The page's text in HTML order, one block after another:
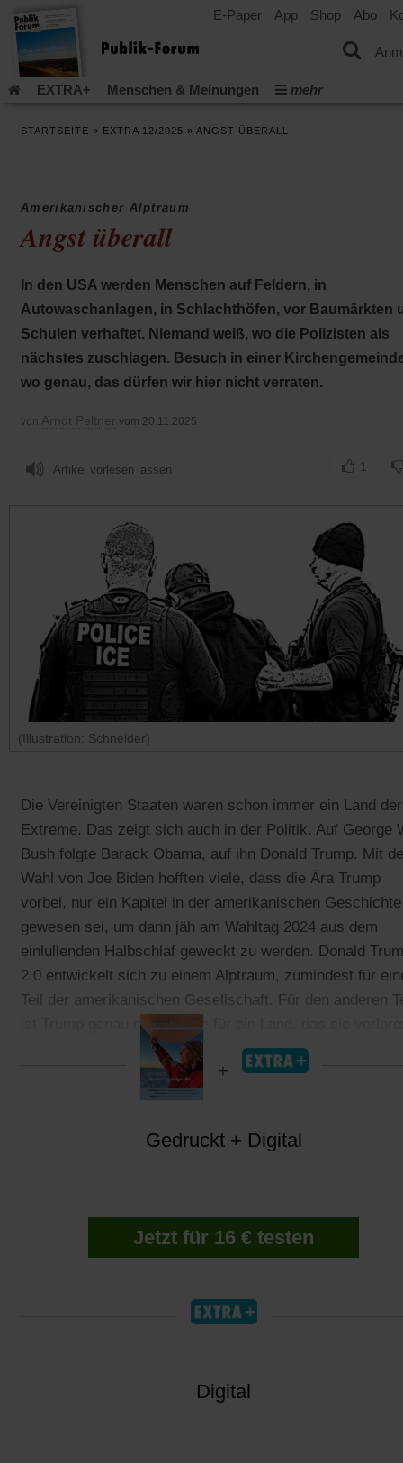
E-Paper App Shop Abo
EXTRA+ Menschen & Meinungen
mehr
Leserinitiative Publik-Forum e.V.
Urlaub und Nichtstun(Öffnet
neuen
Tab)
Gefährlicher Reichtum
neuen
Tab)
in
neuen
Tab)
Krieg und Frieden(Öffnet
in
neuen
Tab)
Gott neu denken Krieg in der Ukraine
in
Flucht und Migration
Video-Podcast »Veranstaltungen«
Podcast »Veranstaltungen«
Schriftgröße ändern:
STARTSEITE » EXTRA 12/2025 » ANGST ÜBERALL
Amerikanischer Alptraum
Angst überall
In den USA werden Menschen auf Feldern, in
Autowaschanlagen, in Schlachthöfen, vor Baumärkten
Schulen verhaftet. Niemand weiß, wo die Polizisten als
nächstes zuschlagen. Besuch in einer
wo genau, das dürfen wir hier nicht verraten.
von Arndt Peltner vom 20.11.2025
Artikel vorlesen lassen 1
(Illustration: Schneider)
Die Vereinigten Staaten waren schon immer ein Land der
Extreme. Das zeigt sich auch in der Politik. Auf George
Bush folgte Barack Obama, auf ihn Donald Trump. Mit
Wahl von Joe Biden hofften viele, dass die Ära Trump
vorbei, nur ein Kapitel in der amerikanischen Geschichte
gewesen sei, um dann jäh am Wahltag 2024 aus dem
einlullenden Halbschlaf geweckt zu werden. Donald
2.0 entwickelt sich zu einem Alptraum, zumindest für
Teil der amerikanischen Gesellschaft. Für den anderen
ist Trump genau der richtige für ein Land, das sie
geglaubt hatten, das sich ganz neu aufstellen will.
Gedruckt + Digital
Jetzt für 16 € testen
Digital